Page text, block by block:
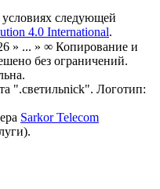
следующей
4.0 International.
» ... » ∞ Копирование и
без ограничений.
".светильnick". Логотип:
Sarkor Telecom